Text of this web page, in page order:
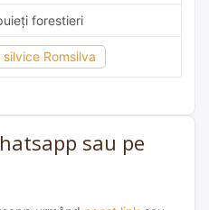
forestieri
Romsilva
sau pe